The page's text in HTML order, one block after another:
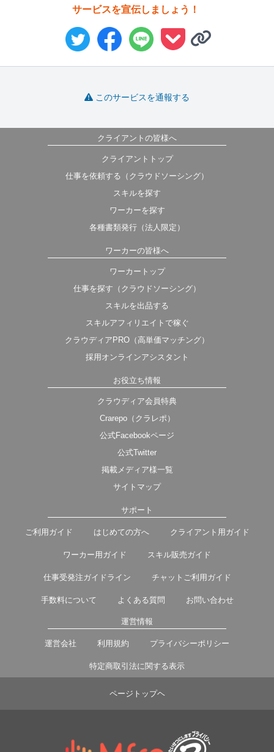
サービスを宣伝しましょう！
このサービスを通報する
クライアントの皆様へ
クライアントトップ
仕事を依頼する（クラウドソーシング）
スキルを探す
ワーカーを探す
各種書類発行（法人限定）
ワーカーの皆様へ
ワーカートップ
仕事を探す（クラウドソーシング）
スキルを出品する
スキルアフィリエイトで稼ぐ
クラウディアPRO（高単価マッチング）
採用オンラインアシスタント
お役立ち情報
クラウディア会員特典
Crarepo（クラレポ）
公式Facebookページ
公式Twitter
掲載メディア様一覧
サイトマップ
サポート
ご利用ガイド はじめての方へ クライアント用ガイド
ワーカー用ガイド スキル販売ガイド
仕事受発注ガイドライン チャットご利用ガイド
手数料について よくある質問 お問い合わせ
運営情報
運営会社 利用規約 プライバシーポリシー
特定商取引法に関する表示
ページトップヘ